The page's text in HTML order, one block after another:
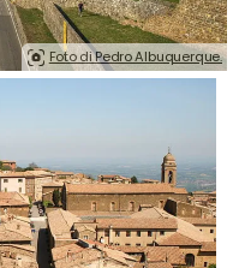
Foto di Pedro Albuquerque.